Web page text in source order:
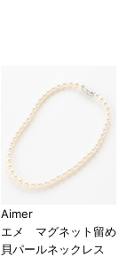
Aimer
エメ マグネット留め
貝パールネックレス